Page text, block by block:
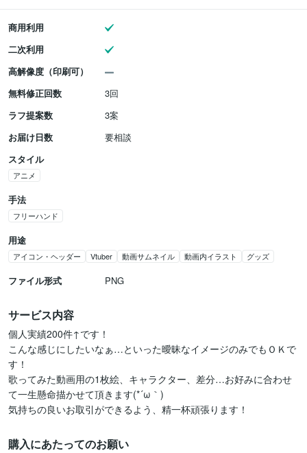
商用利用
二次利用
高解像度（印刷可）
無料修正回数
3回
ラフ提案数
3案
お届け日数
要相談
スタイル
アニメ
手法
フリーハンド
用途
アイコン・ヘッダー Vtuber 動画サムネイル 動画内イラスト グッズ
ファイル形式 PNG
サービス内容
個人実績200件↑です！
こんな感じにしたいなぁ…といった曖昧なイメージのみでもＯＫで
す！
歌ってみた動画用の1枚絵、キャラクター、差分…お好みに合わせ
て一生懸命描かせて頂きます(*´ω｀)
気持ちの良いお取引ができるよう、精一杯頑張ります！
購入にあたってのお願い